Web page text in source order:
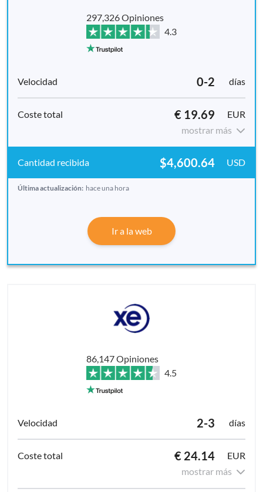
297,326 Opiniones
4.3
0-2 días
€ 19.69
EUR
mostrar más
$4,600.64 USD
Última actualización: hace una hora
Ir a la web
86,147 Opiniones
4.5
2-3 días
€ 24.14
EUR
mostrar más